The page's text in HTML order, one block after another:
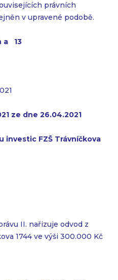
právních
v upravené podobě.
a 13
ze dne 26.04.2021
investic FZŠ Trávníčkova
II. nařizuje odvod z
1744 ve výši 300.000 Kč